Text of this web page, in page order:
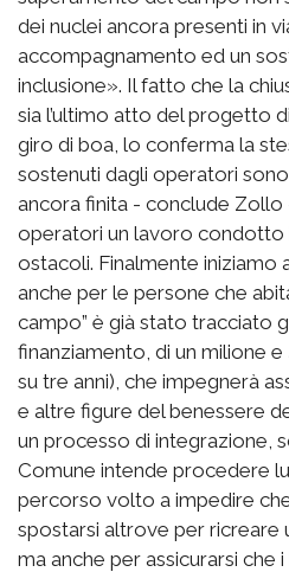
dei nuclei ancora presenti in
accompagnamento ed un
inclusione». Il fatto che la
sia l’ultimo atto del progetto
giro di boa, lo conferma la
sostenuti dagli operatori
ancora finita - conclude Zollo
operatori un lavoro condotto
ostacoli. Finalmente iniziamo
anche per le persone che
campo” è già stato tracciato
finanziamento, di un milione
su tre anni), che impegnerà
e altre figure del benessere
un processo di integrazione,
Comune intende procedere
percorso volto a impedire
spostarsi altrove per ricreare
ma anche per assicurarsi che